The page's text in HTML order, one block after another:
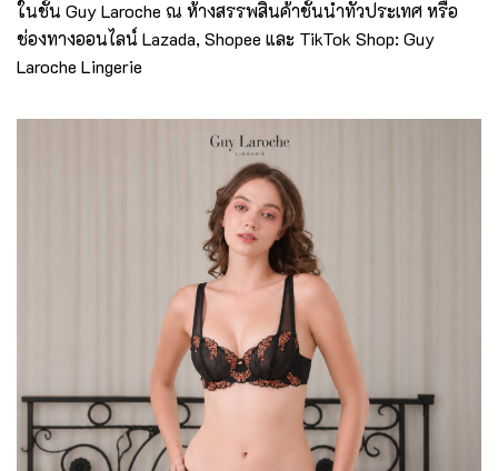
ในชั้น Guy Laroche ณ ห้างสรรพสินค้าชั้นนำทั่วประเทศ หรือ
ช่องทางออนไลน์ Lazada, Shopee และ TikTok Shop: Guy
Laroche Lingerie